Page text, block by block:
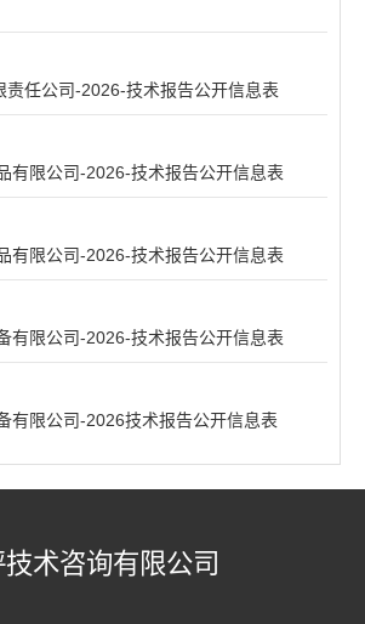
责任公司-2026-技术报告公开信息表
有限公司-2026-技术报告公开信息表
有限公司-2026-技术报告公开信息表
有限公司-2026-技术报告公开信息表
有限公司-2026技术报告公开信息表
术咨询有限公司